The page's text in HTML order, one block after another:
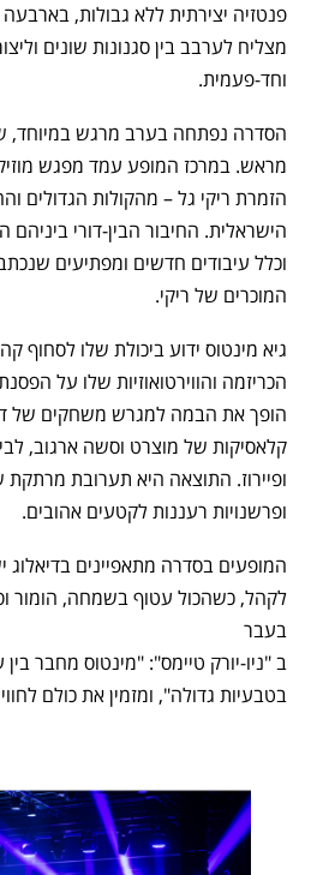
פנטזיה יצירתית ללא גבולות,
מצליח לערבב בין סגנונות שונים
וחד-פעמית.
הסדרה נפתחה בערב מרגש במיוחד,
מראש. במרכז המופע עמד מפגש
הזמרת ריקי גל – מהקולות הגדולים
הישראלית. החיבור הבין-דורי
וכלל עיבודים חדשים ומפתיעים
המוכרים של ריקי.
גיא מינטוס ידוע ביכולת שלו לסחוף
הכריזמה והווירטואוזיות שלו על
הופך את הבמה למגרש משחקים של
קלאסיקות של מוצרט וסשה ארגוב,
ופיירוז. התוצאה היא תערובת מרתקת
ופרשנויות רעננות לקטעים אהובים.
המופעים בסדרה מתאפיינים בדיאלוג
לקהל, כשהכול עטוף בשמחה, הומור
בעבר
ב "ניו-יורק טיימס": "מינטוס מחבר בין
בטבעיות גדולה", ומזמין את כולם